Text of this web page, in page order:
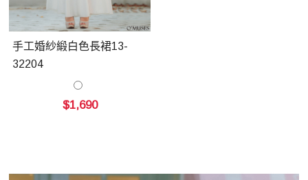
手工婚紗緞白色長裙13-
32204
$1,690